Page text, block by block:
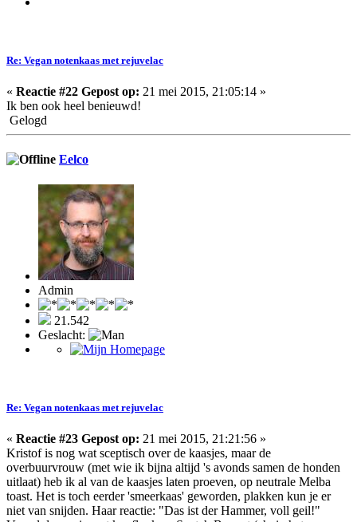
Re: Vegan notenkaas met rejuvelac
« Reactie #22 Gepost op: 21 mei 2015, 21:05:14 »
Ik ben ook heel benieuwd!
Gelogd
Eelco
Admin
21.542
Geslacht:
Re: Vegan notenkaas met rejuvelac
« Reactie #23 Gepost op: 21 mei 2015, 21:21:56 »
Kristof is nog wat sceptisch over de kaasjes, maar de
overbuurvrouw (met wie ik bijna altijd 's avonds samen de honden
uitlaat) heb ik al van de kaasjes laten proeven, op neutrale Melba
toast. Het is toch eerder 'smeerkaas' geworden, plakken kun je er
niet van snijden. Haar reactie: "Das ist der Hammer, voll geil!"